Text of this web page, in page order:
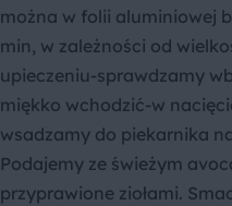
można w folii aluminiowej
min, w zależności od
upieczeniu-sprawdzamy
miękko wchodzić-w
wsadzamy do piekarnika
Podajemy ze świeżym
przyprawione ziołami.